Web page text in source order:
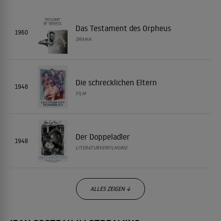
1960 Das Testament des Orpheus
DRAMA
1948 Die schrecklichen Eltern
FILM
1948 Der Doppeladler
LITERATURVERFILMUNG
ALLES ZEIGEN ↓